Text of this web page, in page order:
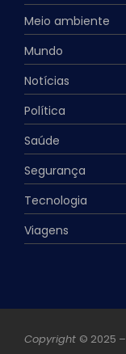
Meio ambiente
Mundo
Notícias
Política
Saúde
Segurança
Tecnologia
Viagens
Copyright © 2025 –